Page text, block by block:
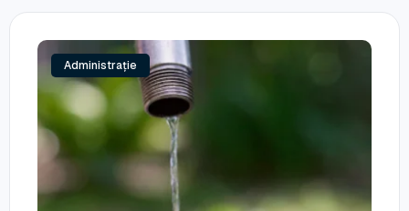
Administrație